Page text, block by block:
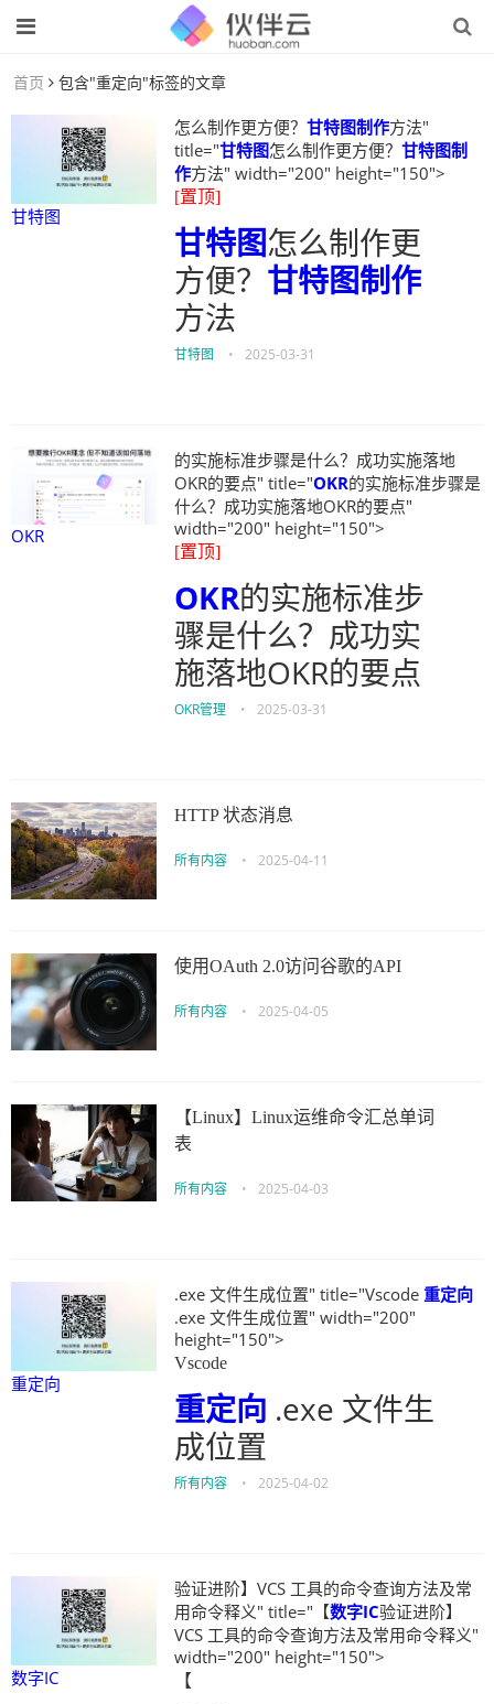
首页 包含"重定向"标签的文章
甘特图
怎么制作更方便？ 甘特图制作方法"
title="甘特图怎么制作更方便？ 甘特图制
作方法" width="200" height="150">
[置顶]
甘特图怎么制作更
方便？ 甘特图制作
方法
甘特图 • 2025-03-31
OKR
的实施标准步骤是什么？成功实施落地
OKR的要点" title="OKR的实施标准步骤是
什么？成功实施落地OKR的要点"
width="200" height="150">
[置顶]
OKR的实施标准步
骤是什么？成功实
施落地OKR的要点
OKR管理 • 2025-03-31
HTTP 状态消息
所有内容 • 2025-04-11
使用OAuth 2.0访问谷歌的API
所有内容 • 2025-04-05
【Linux】Linux运维命令汇总单词
表
所有内容 • 2025-04-03
重定向
.exe 文件生成位置" title="Vscode 重定向
.exe 文件生成位置" width="200"
height="150">
Vscode
重定向 .exe 文件生
成位置
所有内容 • 2025-04-02
数字IC
验证进阶】VCS 工具的命令查询方法及常
用命令释义" title="【数字IC验证进阶】
VCS 工具的命令查询方法及常用命令释义"
width="200" height="150">
【